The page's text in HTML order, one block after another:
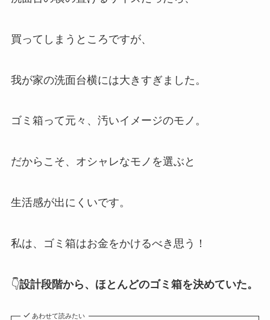
買ってしまうところですが、
我が家の洗面台横には大きすぎました。
ゴミ箱って元々、汚いイメージのモノ。
だからこそ、オシャレなモノを選ぶと
生活感が出にくいです。
私は、ゴミ箱はお金をかけるべき思う！
👇設計段階から、ほとんどのゴミ箱を決めていた。
あわせて読みたい